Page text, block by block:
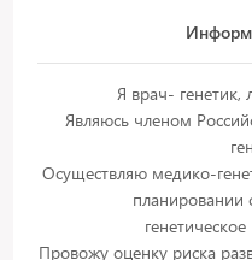
Я врач- генетик,
Являюсь членом
Осуществляю медико-
планировании
Провожу оценку риска